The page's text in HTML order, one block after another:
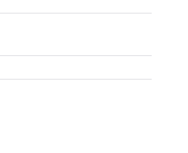
смартфонов и
ЗУ